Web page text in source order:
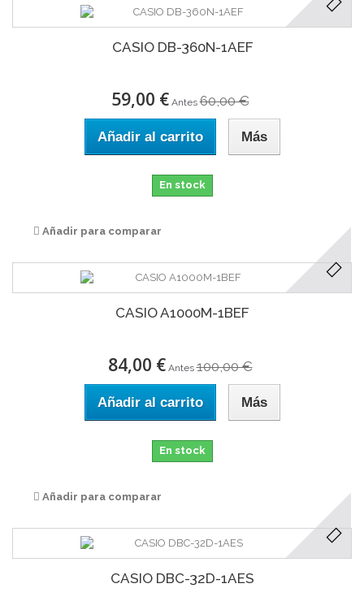
CASIO DB-360N-1AEF
59,00 € Antes 60,00 €
Añadir al carrito Más
En stock
Añadir para comparar
CASIO A1000M-1BEF
84,00 € Antes 100,00 €
Añadir al carrito Más
En stock
Añadir para comparar
CASIO DBC-32D-1AES